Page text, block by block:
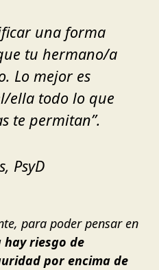
una forma
tu hermano/a
Lo mejor es
ella todo lo que
te permitan”.
PsyD
para poder pensar en
hay riesgo de
por encima de